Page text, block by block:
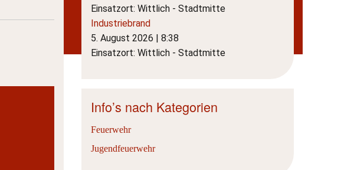
Einsatzort: Wittlich - Stadtmitte
Industriebrand
5. August 2026 | 8:38
Einsatzort: Wittlich - Stadtmitte
Info’s nach Kategorien
Feuerwehr
Jugendfeuerwehr